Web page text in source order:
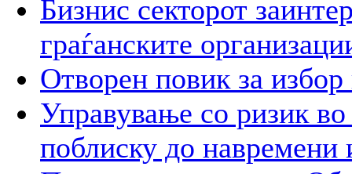
Бизнис секторот
граѓанските
Отворен повик за избор
Управување со ризик
поблиску до навремени